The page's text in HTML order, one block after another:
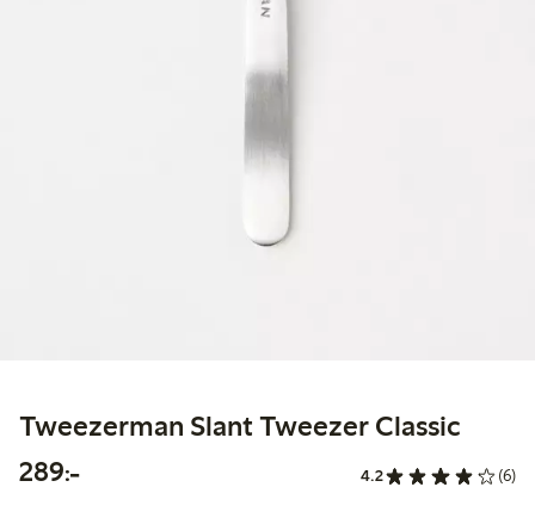
Tweezerman Slant Tweezer Classic
289:-289,00 kr 4.2 (6)